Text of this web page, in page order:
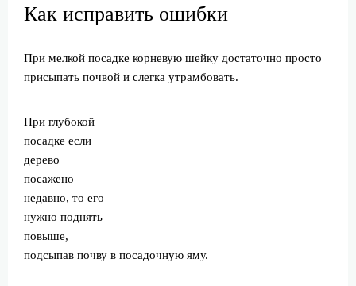
Как исправить ошибки
При мелкой посадке корневую шейку достаточно просто
присыпать почвой и слегка утрамбовать.
При глубокой
посадке если
дерево
посажено
недавно, то его
нужно поднять
повыше,
подсыпав почву в посадочную яму.